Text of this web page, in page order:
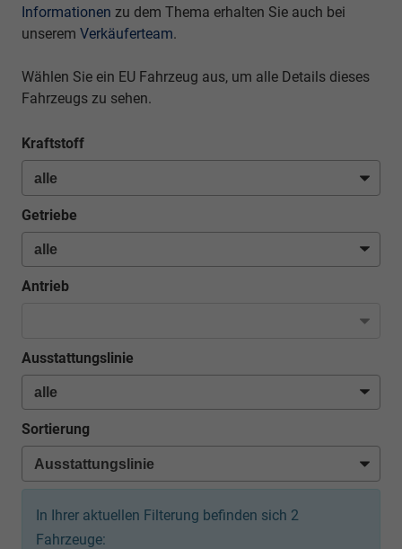
Informationen zu dem Thema erhalten Sie auch bei
unserem Verkäuferteam.
Wählen Sie ein EU Fahrzeug aus, um alle Details dieses
Fahrzeugs zu sehen.
Kraftstoff
Getriebe
Antrieb
Ausstattungslinie
Sortierung
In Ihrer aktuellen Filterung befinden sich 2
Fahrzeuge: